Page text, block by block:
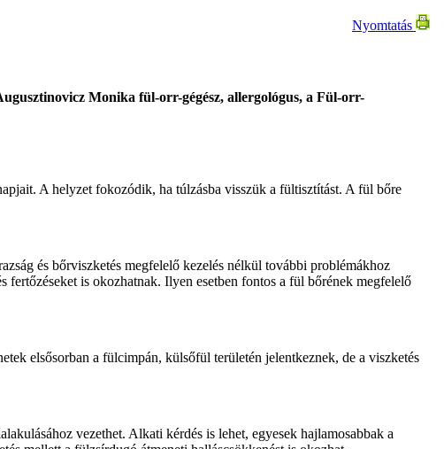
Nyomtatás
Monika fül-orr-gégész, allergológus, a Fül-orr-
A helyzet fokozódik, ha túlzásba visszük a fültisztítást. A fül bőre
és bőrviszketés megfelelő kezelés nélkül további problémákhoz
is okozhatnak. Ilyen esetben fontos a fül bőrének megfelelő
elsősorban a fülcimpán, külsőfül területén jelentkeznek, de a viszketés
vezethet. Alkati kérdés is lehet, egyesek hajlamosabbak a